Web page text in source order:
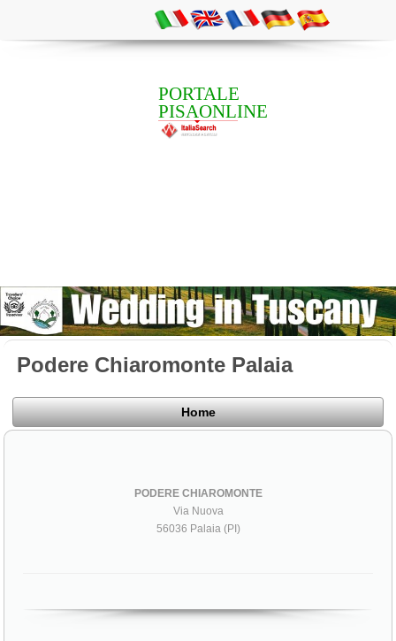
PORTALE
PISAONLINE
Podere Chiaromonte Palaia
Home
PODERE CHIAROMONTE
Via Nuova
56036 Palaia (PI)